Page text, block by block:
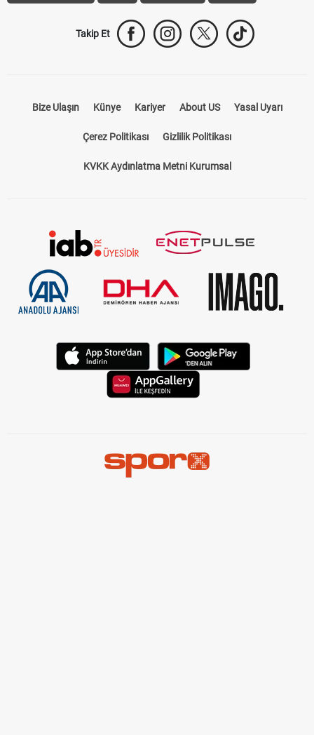
Takip Et
Bize Ulaşın Künye Kariyer About US Yasal Uyarı
Çerez Politikası Gizlilik Politikası
KVKK Aydınlatma Metni Kurumsal